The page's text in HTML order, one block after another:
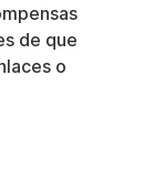
de que
o